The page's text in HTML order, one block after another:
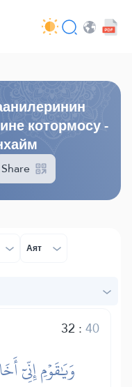
- API
котормосу -
Share
Аят
32 :40
وَيَٰقَوۡمِ إِنِّيٓ